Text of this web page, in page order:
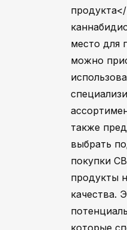
место для
можно
также
выбрать
покупки
продукты
качества.
которые